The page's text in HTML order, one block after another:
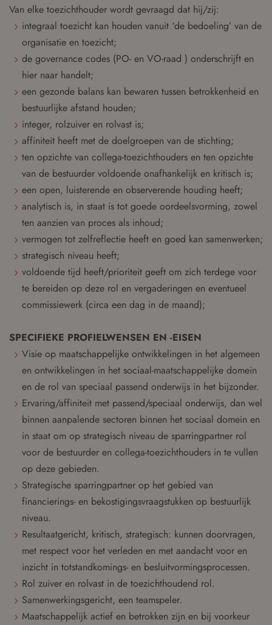
Van elke toezichthouder wordt gevraagd dat hij/zij:
integraal toezicht kan houden vanuit ‘de bedoeling’ van de
organisatie en toezicht;
de governance codes (PO- en VO-raad ) onderschrijft en
hier naar handelt;
een gezonde balans kan bewaren tussen betrokkenheid en
bestuurlijke afstand houden;
integer, rolzuiver en rolvast is;
affiniteit heeft met de doelgroepen van de stichting;
ten opzichte van collega-toezichthouders en ten opzichte
van de bestuurder voldoende onafhankelijk en kritisch is;
een open, luisterende en observerende houding heeft;
analytisch is, in staat is tot goede oordeelsvorming, zowel
ten aanzien van proces als inhoud;
vermogen tot zelfreflectie heeft en goed kan samenwerken;
strategisch niveau heeft;
voldoende tijd heeft/prioriteit geeft om zich terdege voor
te bereiden op deze rol en vergaderingen en eventueel
commissiewerk (circa een dag in de maand);
SPECIFIEKE PROFIELWENSEN EN -EISEN
Visie op maatschappelijke ontwikkelingen in het algemeen
en ontwikkelingen in het sociaal-maatschappelijke domein
en de rol van speciaal passend onderwijs in het bijzonder.
Ervaring/affiniteit met passend/speciaal onderwijs, dan wel
binnen aanpalende sectoren binnen het sociaal domein en
in staat om op strategisch niveau de sparringpartner rol
voor de bestuurder en collega-toezichthouders in te vullen
op deze gebieden.
Strategische sparringpartner op het gebied van
financierings- en bekostigingsvraagstukken op bestuurlijk
niveau.
Resultaatgericht, kritisch, strategisch: kunnen doorvragen,
met respect voor het verleden en met aandacht voor en
inzicht in totstandkomings- en besluitvormingsprocessen.
Rol zuiver en rolvast in de toezichthoudend rol.
Samenwerkingsgericht, een teamspeler.
Maatschappelijk actief en betrokken zijn en bij voorkeur